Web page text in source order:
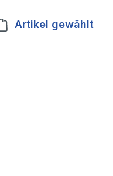
Artikel gewählt